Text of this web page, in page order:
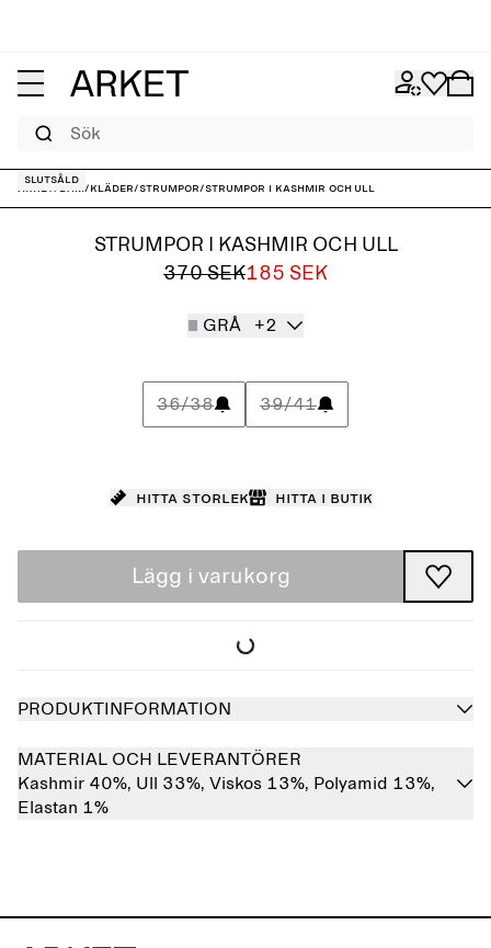
ARKET/ Dam/Kläder/Strumpor/Strumpor i kashmir och ull
Slutsåld
STRUMPOR I KASHMIR OCH ULL
370 SEK185 SEK
GRÅ +2
36/38 39/41
Hitta storlek Hitta i butik
Lägg i varukorg
PRODUKTINFORMATION
MATERIAL OCH LEVERANTÖRER
Kashmir 40%, Ull 33%, Viskos 13%, Polyamid 13%,
Elastan 1%